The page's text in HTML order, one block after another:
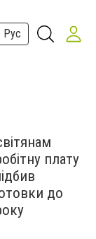
Рус
плату
до